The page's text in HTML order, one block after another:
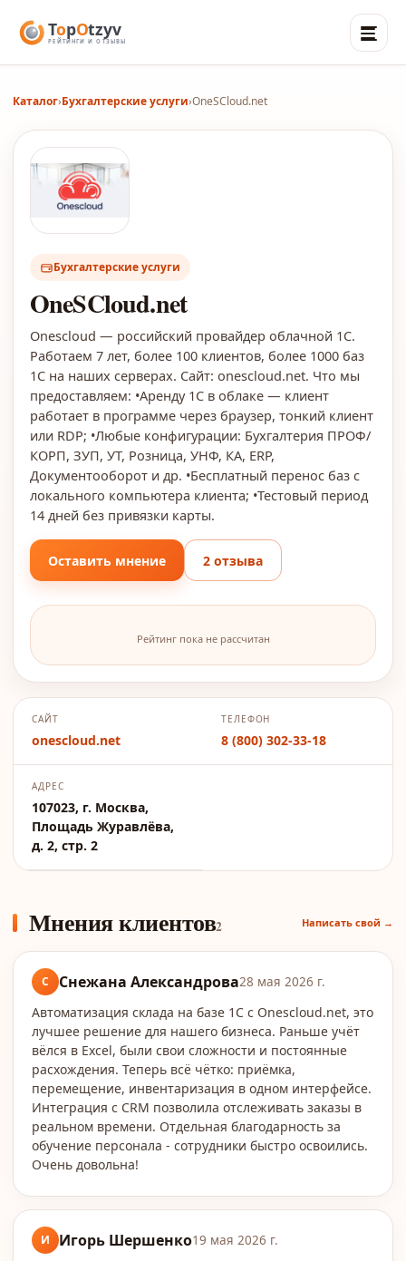
Каталог›Бухгалтерские услуги›OneSCloud.net
Бухгалтерские услуги
OneSCloud.net
Onescloud — российский провайдер облачной 1С.
Работаем 7 лет, более 100 клиентов, более 1000 баз
1С на наших серверах. Сайт: onescloud.net. Что мы
предоставляем: •Аренду 1С в облаке — клиент
работает в программе через браузер, тонкий клиент
или RDP; •Любые конфигурации: Бухгалтерия ПРОФ/
КОРП, ЗУП, УТ, Розница, УНФ, КА, ERP,
Документооборот и др. •Бесплатный перенос баз с
локального компьютера клиента; •Тестовый период
14 дней без привязки карты.
Оставить мнение 2 отзыва
Рейтинг пока не рассчитан
САЙТ
onescloud.net
ТЕЛЕФОН
8 (800) 302-33-18
АДРЕС
107023, г. Москва,
Площадь Журавлёва,
д. 2, стр. 2
Мнения клиентов2 Написать свой →
С Снежана Александрова28 мая 2026 г.
Автоматизация склада на базе 1C с Onescloud.net, это
лучшее решение для нашего бизнеса. Раньше учёт
вёлся в Excel, были свои сложности и постоянные
расхождения. Теперь всё чётко: приёмка,
перемещение, инвентаризация в одном интерфейсе.
Интеграция с CRM позволила отслеживать заказы в
реальном времени. Отдельная благодарность за
обучение персонала - сотрудники быстро освоились.
Очень довольна!
И Игорь Шершенко19 мая 2026 г.